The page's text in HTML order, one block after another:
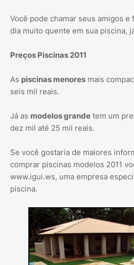
Você pode chamar seus amigos e
dia muito quente em sua piscina,
Preços Piscinas 2011
As piscinas menores mais
seis mil reais.
Já as modelos grande tem um
dez mil até 25 mil reais.
Se você gostaria de maiores
comprar piscinas modelos 2011
www.igui.ws, uma empresa
piscina.